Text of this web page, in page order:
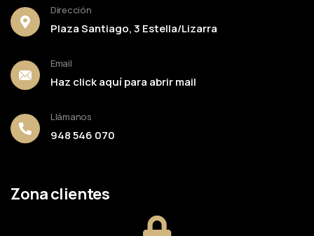
Dirección
Plaza Santiago, 3 Estella/Lizarra
Email
Haz click aquí para abrir mail
Llámanos
948 546 070
Zona clientes